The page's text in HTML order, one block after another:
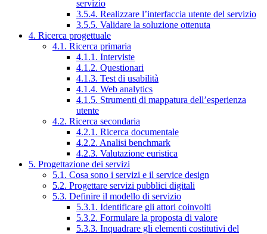
servizio
3.5.4. Realizzare l’interfaccia utente del servizio
3.5.5. Validare la soluzione ottenuta
4. Ricerca progettuale
4.1. Ricerca primaria
4.1.1. Interviste
4.1.2. Questionari
4.1.3. Test di usabilità
4.1.4. Web analytics
4.1.5. Strumenti di mappatura dell’esperienza
utente
4.2. Ricerca secondaria
4.2.1. Ricerca documentale
4.2.2. Analisi benchmark
4.2.3. Valutazione euristica
5. Progettazione dei servizi
5.1. Cosa sono i servizi e il service design
5.2. Progettare servizi pubblici digitali
5.3. Definire il modello di servizio
5.3.1. Identificare gli attori coinvolti
5.3.2. Formulare la proposta di valore
5.3.3. Inquadrare gli elementi costitutivi del